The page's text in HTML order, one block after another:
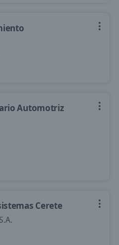
Automotriz
Cerete